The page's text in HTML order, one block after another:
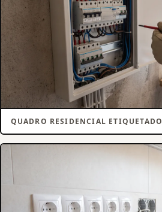
QUADRO RESIDENCIAL ETIQUETADO